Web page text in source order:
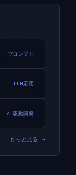
プロンプト
LLM応用
AI駆動開発
もっと見る →